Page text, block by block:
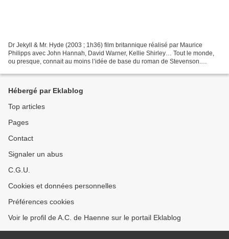
Dr Jekyll & Mr. Hyde (2003 ; 1h36) film britannique réalisé par Maurice
Philipps avec John Hannah, David Warner, Kellie Shirley… Tout le monde,
ou presque, connait au moins l’idée de base du roman de Stevenson.
Hébergé par Eklablog
Top articles
Pages
Contact
Signaler un abus
C.G.U.
Cookies et données personnelles
Préférences cookies
Voir le profil de A.C. de Haenne sur le portail Eklablog